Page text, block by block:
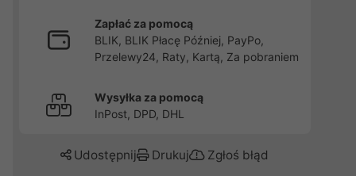
Zapłać za pomocą
BLIK, BLIK Płacę Później, PayPo,
Przelewy24, Raty, Kartą, Za pobraniem
Wysyłka za pomocą
InPost, DPD, DHL
Udostępnij Drukuj Zgłoś błąd